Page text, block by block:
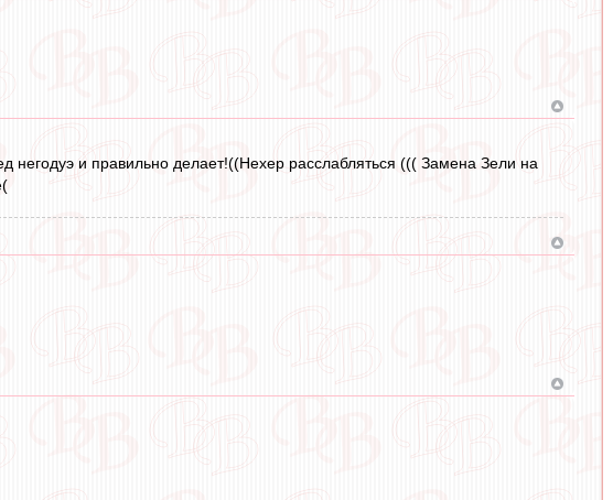
и правильно делает!((Нехер расслабляться ((( Замена Зели на